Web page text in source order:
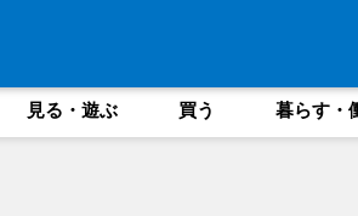
見る・遊ぶ 買う 暮らす・